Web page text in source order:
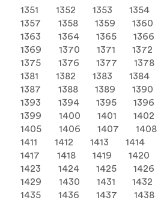
1351
1352 1353 1354
1357
1358 1359 1360
1363
1364 1365 1366
1369
1370 1371 1372
1375
1376 1377 1378
1381
1382 1383 1384
1387
1388 1389 1390
1393
1394 1395 1396
1399
1400 1401 1402
1405
1406 1407 1408
1411
1412 1413 1414
1417
1418 1419 1420
1423
1424 1425 1426
1429
1430 1431 1432
1435
1436 1437 1438